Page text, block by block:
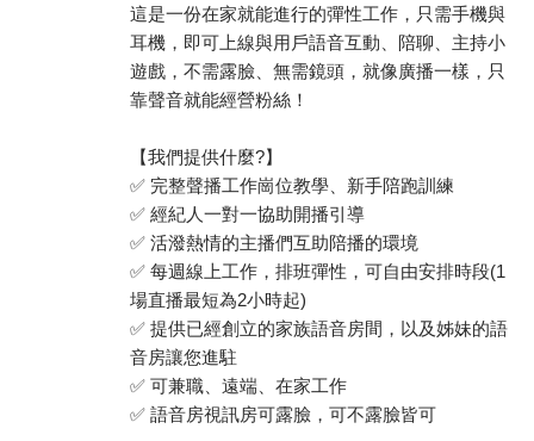
這是一份在家就能進行的彈性工作，只需手機與
耳機，即可上線與用戶語音互動、陪聊、主持小
遊戲，不需露臉、無需鏡頭，就像廣播一樣，只
靠聲音就能經營粉絲！
【我們提供什麼?】
✅ 完整聲播工作崗位教學、新手陪跑訓練
✅ 經紀人一對一協助開播引導
✅ 活潑熱情的主播們互助陪播的環境
✅ 每週線上工作，排班彈性，可自由安排時段(1
場直播最短為2小時起)
✅ 提供已經創立的家族語音房間，以及姊妹的語
音房讓您進駐
✅ 可兼職、遠端、在家工作
✅ 語音房視訊房可露臉，可不露臉皆可